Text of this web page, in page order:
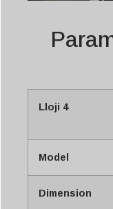
Lloji 4
Model
Dimension